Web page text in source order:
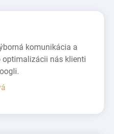
komunikácia a
optimalizácii nás klienti